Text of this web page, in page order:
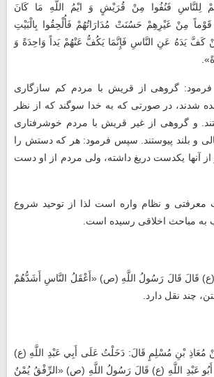
لِلنَّاسِ فَنُفُوا مِنْ قُرَيْشٍ وَ ايْمُ اللَّهِ مَا كَانَ
مِنْ غَيْرِهِمْ حَسُنَتْ مُدَارَاتُهُمْ فَأُلْحِقُوا بِالْبَيْتِ
كَفَّ يَدَهُ عَنِ النَّاسِ فَإِنَّمَا يَكُفُّ عَنْهُمْ يَداً وَاحِدَةً وَ
گروهى از قریش با مردم كم سازگارى
شدند، در صورتی كه به خدا سوگند كه از نظر
و گروهى از غیر قریش با مردم خوشرفتارى
و بلند پیوستند. سپس فرمود: هر كه دستش را
از آنها یكدست دریغ داشته، ولى مردم از او دست
معرفتی و نظام‌ واره است لذا از توحید شروع
به مباحث اخلاقی رسیده است.
(ع) قَالَ قَالَ رَسُولُ اللَّهِ (ص)‏ «أَعْقَلُ النَّاسِ أَشَدُّهُمْ
چند نقل دارد.
بْنِ مُسْلِمٍ قَالَ: دَخَلْتُ عَلَى أَبِي عَبْدِ اللَّهِ (ع)
عَبْدِ اللَّهِ (ع) قَالَ رَسُولُ اللَّهِ (ص) «الرِّفْقُ يُمْنٌ